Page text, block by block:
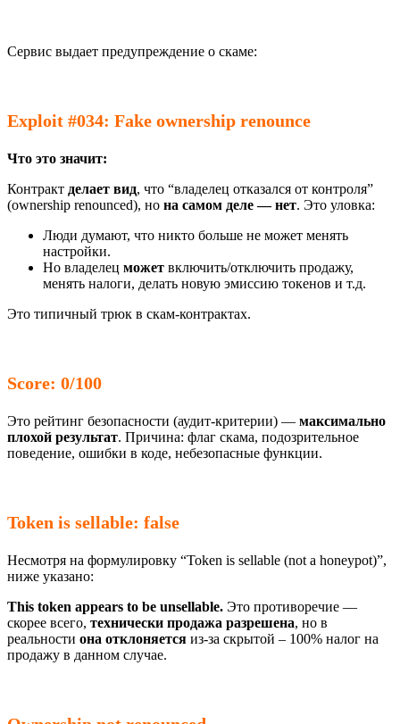
Сервис выдает предупреждение о скаме:
Exploit #034: Fake ownership renounce
Что это значит:
Контракт делает вид, что “владелец отказался от контроля”
(ownership renounced), но на самом деле — нет. Это уловка:
Люди думают, что никто больше не может менять
настройки.
Но владелец может включить/отключить продажу,
менять налоги, делать новую эмиссию токенов и т.д.
Это типичный трюк в скам-контрактах.
Score: 0/100
Это рейтинг безопасности (аудит-критерии) — максимально
плохой результат. Причина: флаг скама, подозрительное
поведение, ошибки в коде, небезопасные функции.
Token is sellable: false
Несмотря на формулировку “Token is sellable (not a honeypot)”,
ниже указано:
This token appears to be unsellable. Это противоречие —
скорее всего, технически продажа разрешена, но в
реальности она отклоняется из-за скрытой – 100% налог на
продажу в данном случае.